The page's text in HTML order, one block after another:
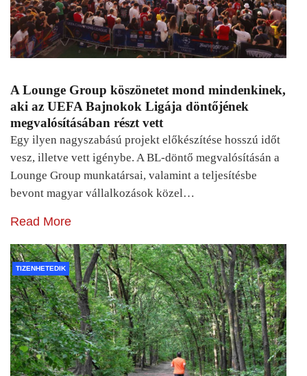
A Lounge Group köszönetet mond mindenkinek,
aki az UEFA Bajnokok Ligája döntőjének
megvalósításában részt vett
Egy ilyen nagyszabású projekt előkészítése hosszú időt
vesz, illetve vett igénybe. A BL-döntő megvalósításán a
Lounge Group munkatársai, valamint a teljesítésbe
bevont magyar vállalkozások közel…
Read More
TIZENHETEDIK